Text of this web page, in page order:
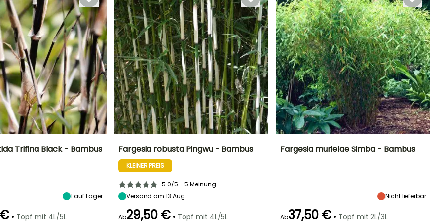
Trifina Black - Bambus
1 auf Lager
• Topf mit 4L/5L
Höhe bei Reife
Fargesia robusta Pingwu - Bambus
KLEINER PREIS
5.0/5 - 5 Meinung
Versand am 13 Aug.
Ab29,50 € • Topf mit 4L/5L
Fargesia murielae Simba - Bambus
Nicht lieferbar
Ab37,50 € • Topf mit 2L/3L